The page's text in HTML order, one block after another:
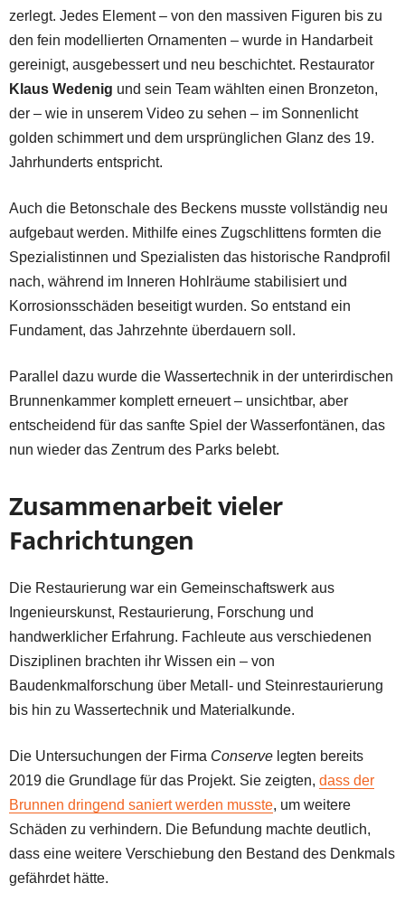
zerlegt. Jedes Element – von den massiven Figuren bis zu
den fein modellierten Ornamenten – wurde in Handarbeit
gereinigt, ausgebessert und neu beschichtet. Restaurator
Klaus Wedenig und sein Team wählten einen Bronzeton,
der – wie in unserem Video zu sehen – im Sonnenlicht
golden schimmert und dem ursprünglichen Glanz des 19.
Jahrhunderts entspricht.
Auch die Betonschale des Beckens musste vollständig neu
aufgebaut werden. Mithilfe eines Zugschlittens formten die
Spezialistinnen und Spezialisten das historische Randprofil
nach, während im Inneren Hohlräume stabilisiert und
Korrosionsschäden beseitigt wurden. So entstand ein
Fundament, das Jahrzehnte überdauern soll.
Parallel dazu wurde die Wassertechnik in der unterirdischen
Brunnenkammer komplett erneuert – unsichtbar, aber
entscheidend für das sanfte Spiel der Wasserfontänen, das
nun wieder das Zentrum des Parks belebt.
Zusammenarbeit vieler
Fachrichtungen
Die Restaurierung war ein Gemeinschaftswerk aus
Ingenieurskunst, Restaurierung, Forschung und
handwerklicher Erfahrung. Fachleute aus verschiedenen
Disziplinen brachten ihr Wissen ein – von
Baudenkmalforschung über Metall- und Steinrestaurierung
bis hin zu Wassertechnik und Materialkunde.
Die Untersuchungen der Firma Conserve legten bereits
2019 die Grundlage für das Projekt. Sie zeigten, dass der
Brunnen dringend saniert werden musste, um weitere
Schäden zu verhindern. Die Befundung machte deutlich,
dass eine weitere Verschiebung den Bestand des Denkmals
gefährdet hätte.